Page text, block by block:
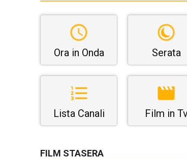
Ora in Onda Serata
Lista Canali Film in
FILM STASERA